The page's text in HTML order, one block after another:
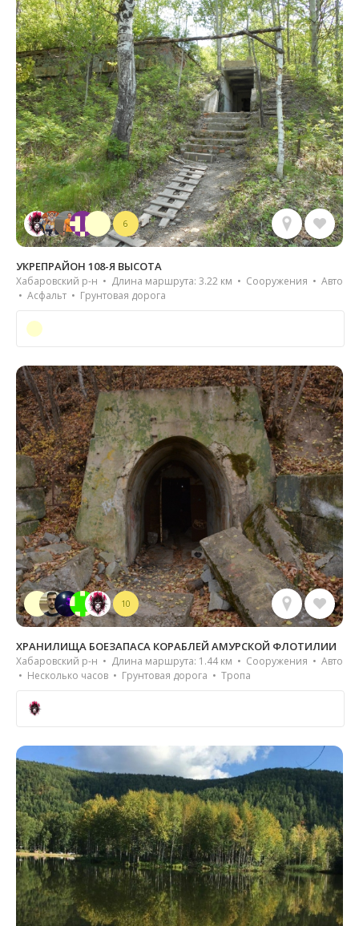
6
УКРЕПРАЙОН 108-Я ВЫСОТА
Хабаровский р-н • Длина маршрута: 3.22 км • Сооружения • Авто
• Асфальт • Грунтовая дорога
10
ХРАНИЛИЩА БОЕЗАПАСА КОРАБЛЕЙ АМУРСКОЙ ФЛОТИЛИИ
Хабаровский р-н • Длина маршрута: 1.44 км • Сооружения • Авто
• Несколько часов • Грунтовая дорога • Тропа